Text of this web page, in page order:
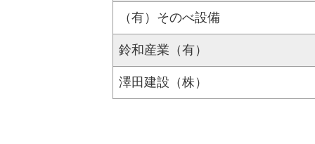
（有）そのべ設備
鈴和産業（有）
澤田建設（株）